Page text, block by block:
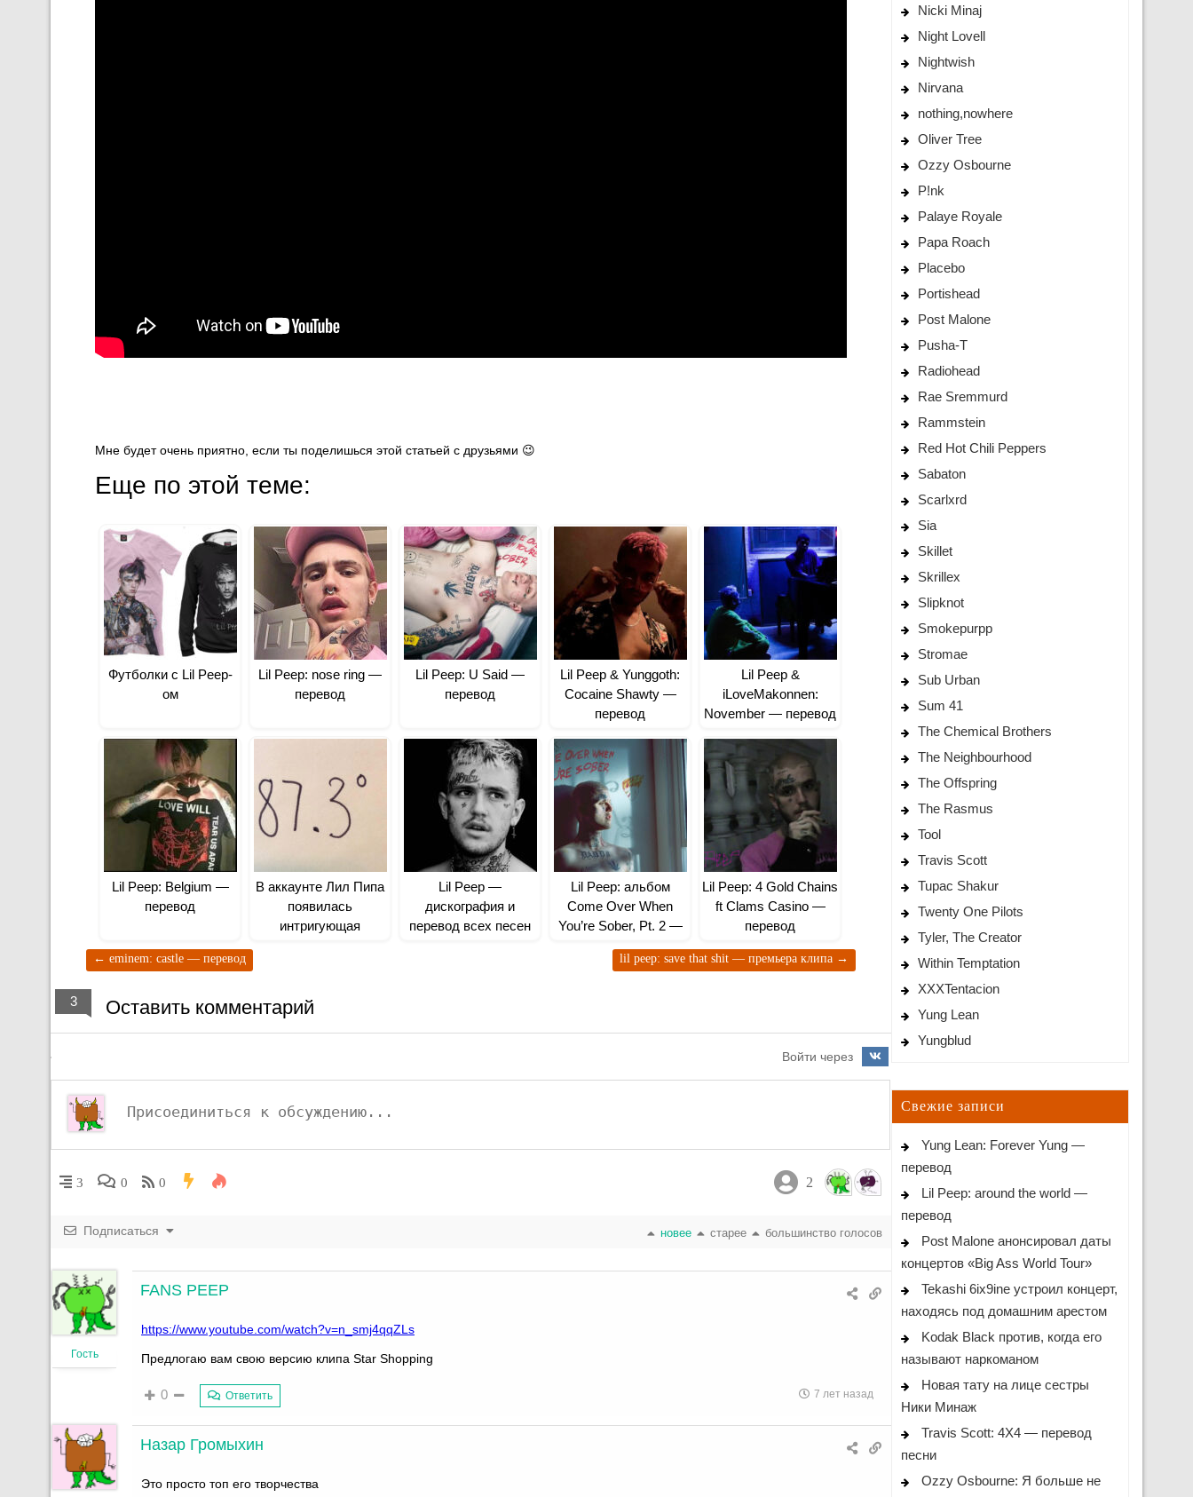
Мне будет очень приятно, если ты поделишься этой статьей с друзьями 😉
Еще по этой теме:
Футболки с Lil Peep-
ом
Lil Peep: ​nose ring —
перевод
Lil Peep: U Said —
перевод
Lil Peep & Yunggoth:
Cocaine Shawty —
перевод
Lil Peep &
iLoveMakonnen:
November — перевод
Lil Peep: Belgium —
перевод
В аккаунте Лил Пипа
появилась
интригующая
Lil Peep —
дискография и
перевод всех песен
Lil Peep: альбом
Come Over When
You’re Sober, Pt. 2 —
Lil Peep: 4 Gold Chains
ft Clams Casino —
перевод
lil peep: save that shit — премьера клипа →
← eminem: castle — перевод
3 Оставить комментарий
Войти через
3 0 0 2
Подписаться новее старее большинство голосов
Гость
FANS PEEP
https://www.youtube.com/watch?v=n_smj4qqZLs
Предлогаю вам свою версию клипа Star Shopping
0 Ответить 7 лет назад
Назар Громыхин
Это просто топ его творчества
Nicki Minaj
Night Lovell
Nightwish
Nirvana
nothing,nowhere
Oliver Tree
Ozzy Osbourne
P!nk
Palaye Royale
Papa Roach
Placebo
Portishead
Post Malone
Pusha-T
Radiohead
Rae Sremmurd
Rammstein
Red Hot Chili Peppers
Sabaton
Scarlxrd
Sia
Skillet
Skrillex
Slipknot
Smokepurpp
Stromae
Sub Urban
Sum 41
The Chemical Brothers
The Neighbourhood
The Offspring
The Rasmus
Tool
Travis Scott
Tupac Shakur
Twenty One Pilots
Tyler, The Creator
Within Temptation
XXXTentacion
Yung Lean
Yungblud
Свежие записи
Yung Lean: Forever Yung —
перевод
Lil Peep: around the world —
перевод
Post Malone анонсировал даты
концертов «Big Ass World Tour»
Tekashi 6ix9ine устроил концерт,
находясь под домашним арестом
Kodak Black против, когда его
называют наркоманом
Новая тату на лице сестры
Ники Минаж
Travis Scott: 4X4 — перевод
песни
Ozzy Osbourne: Я больше не